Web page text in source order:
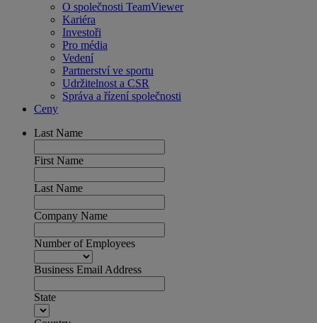
O společnosti TeamViewer
Kariéra
Investoři
Pro média
Vedení
Partnerství ve sportu
Udržitelnost a CSR
Správa a řízení společnosti
Ceny
Last Name
First Name
Last Name
Company Name
Number of Employees
Business Email Address
State